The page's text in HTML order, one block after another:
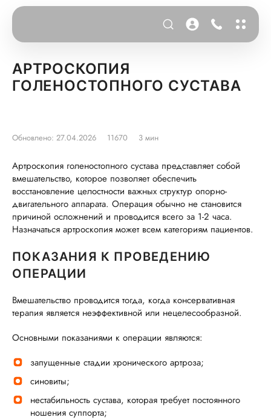
АРТРОСКОПИЯ
ГОЛЕНОСТОПНОГО СУСТАВА
Обновлено: 27.04.2026 11670 3 мин
Артроскопия голеностопного сустава представляет собой
вмешательство, которое позволяет обеспечить
восстановление целостности важных структур опорно-
двигательного аппарата. Операция обычно не становится
причиной осложнений и проводится всего за 1-2 часа.
Назначаться артроскопия может всем категориям пациентов.
ПОКАЗАНИЯ К ПРОВЕДЕНИЮ
ОПЕРАЦИИ
Вмешательство проводится тогда, когда консервативная
терапия является неэффективной или нецелесообразной.
Основными показаниями к операции являются:
запущенные стадии хронического артроза;
синовиты;
нестабильность сустава, которая требует постоянного
ношения суппорта;